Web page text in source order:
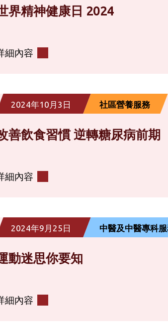
界精神健康日 2024
細內容
2024年10月3日 社區營養服務
善飲食習慣 逆轉糖尿病前期
細內容
2024年9月25日 中醫及中醫專科
動迷思你要知
細內容